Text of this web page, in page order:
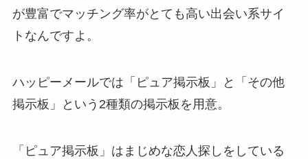
が豊富でマッチング率がとても高い出会い系サイ
トなんですよ。
ハッピーメールでは「ピュア掲示板」と「その他
掲示板」という2種類の掲示板を用意。
「ピュア掲示板」はまじめな恋人探しをしている